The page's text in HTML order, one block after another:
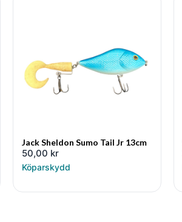
Jack Sheldon Sumo Tail Jr 13cm
50,00 kr
Köparskydd